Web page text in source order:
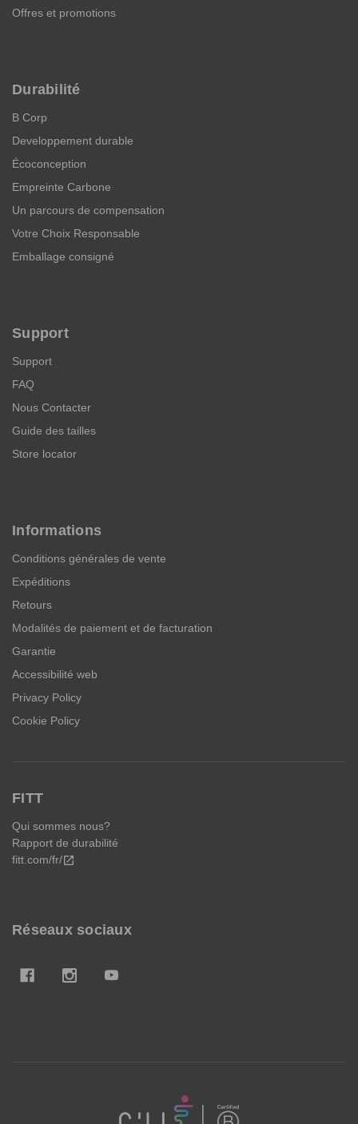
Offres et promotions
Durabilité
B Corp
Developpement durable
Écoconception
Empreinte Carbone
Un parcours de compensation
Votre Choix Responsable
Emballage consigné
Support
Support
FAQ
Nous Contacter
Guide des tailles
Store locator
Informations
Conditions générales de vente
Expéditions
Retours
Modalités de paiement et de facturation
Garantie
Accessibilité web
Privacy Policy
Cookie Policy
FITT
Qui sommes nous?
Rapport de durabilité
fitt.com/fr/open_in_new
Réseaux sociaux
FITT